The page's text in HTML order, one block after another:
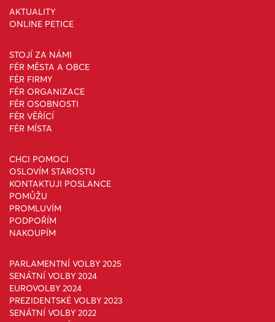
AKTUALITY
ONLINE PETICE
STOJÍ ZA NÁMI
FÉR MĚSTA A OBCE
FÉR FIRMY
FÉR ORGANIZACE
FÉR OSOBNOSTI
FÉR VĚŘÍCÍ
FÉR MÍSTA
CHCI POMOCI
OSLOVÍM STAROSTU
KONTAKTUJI POSLANCE
POMŮŽU
PROMLUVÍM
PODPOŘÍM
NAKOUPÍM
PARLAMENTNÍ VOLBY 2025
SENÁTNÍ VOLBY 2024
EUROVOLBY 2024
PREZIDENTSKÉ VOLBY 2023
SENÁTNÍ VOLBY 2022